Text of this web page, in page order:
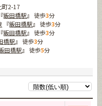
町2-17
『飯田橋駅』 徒歩3分
『飯田橋駅』 徒歩3分
『飯田橋駅』 徒歩3分
橋駅』 徒歩3分
田橋駅』 徒歩5分